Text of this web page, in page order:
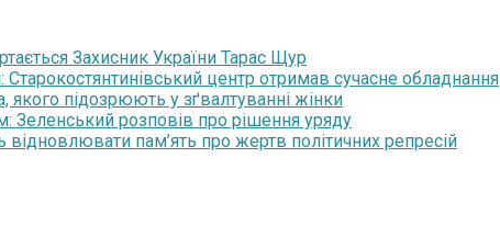
Захисник України Тарас Щур
центр отримав сучасне обладнання
якого підозрюють у зґвалтуванні жінки
Зеленський розповів про рішення уряду
відновлювати пам’ять про жертв політичних репресій